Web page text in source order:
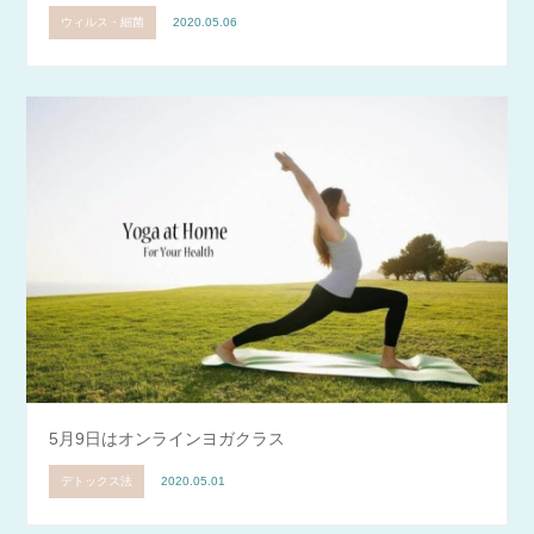
ウィルス・細菌 2020.05.06
5月9日はオンラインヨガクラス
デトックス法 2020.05.01